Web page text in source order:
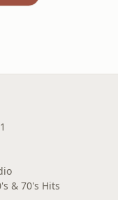
& 70's Hits